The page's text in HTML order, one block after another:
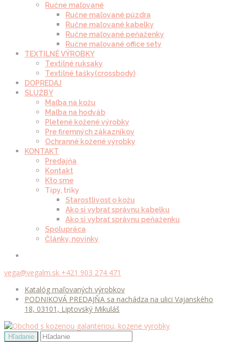
Ručne maľované
Ručne maľované púzdra
Ručne maľované kabelky
Ručne maľované peňaženky
Ručne maľované office sety
TEXTILNÉ VÝROBKY
Textilné ruksaky
Textilné tašky(crossbody)
DOPREDAJ
SLUŽBY
Maľba na kožu
Maľba na hodváb
Pletené kožené výrobky
Pre firemných zákazníkov
Ochranné kožené výrobky
KONTAKT
Predajňa
Kontakt
Kto sme
Tipy, triky
Starostlivosť o kožu
Ako si vybrať správnu kabelku
Ako si vybrať správnu peňaženku
Spolupráca
Články, novinky
vega@vegalm.sk +421 903 274 471
Katalóg maľovaných výrobkov
PODNIKOVÁ PREDAJŇA sa nachádza na ulici Vajanského
18, 03101, Liptovský Mikuláš